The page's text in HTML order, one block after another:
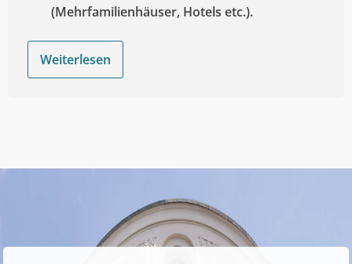
(Mehrfamilienhäuser, Hotels etc.).
Weiterlesen